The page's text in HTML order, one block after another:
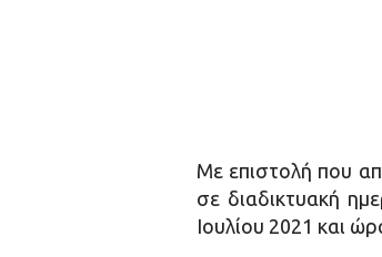
Με επιστολή που
σε διαδικτυακή
Ιουλίου 2021 και